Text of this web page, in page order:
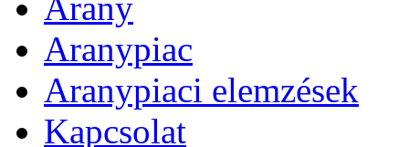
Aranypiac
Aranypiaci elemzések
Kapcsolat